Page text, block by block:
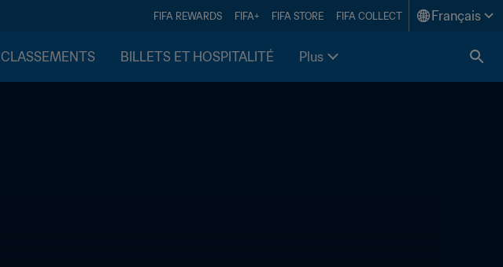
FIFA REWARDS FIFA+ FIFA STORE FIFA COLLECT Français
CLASSEMENTS BILLETS ET HOSPITALITÉ Plus